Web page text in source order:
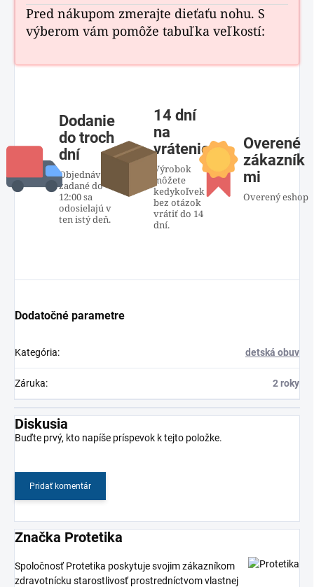
Pred nákupom zmerajte dieťaťu nohu. S
výberom vám pomôže tabuľka veľkostí:
Dodanie
do troch
dní
Objednávky
zadané do
12:00 sa
odosielajú v
ten istý deň.
14 dní
na
vrátenie
Výrobok
môžete
kedykoľvek
bez otázok
vrátiť do 14
dní.
Overené
zákazník
mi
Overený eshop
Dodatočné parametre
Kategória: detská obuv
Záruka: 2 roky
Diskusia
Buďte prvý, kto napíše príspevok k tejto položke.
Pridať komentár
Značka Protetika
Spoločnosť Protetika poskytuje svojim zákazníkom
zdravotnícku starostlivosť prostredníctvom vlastnej